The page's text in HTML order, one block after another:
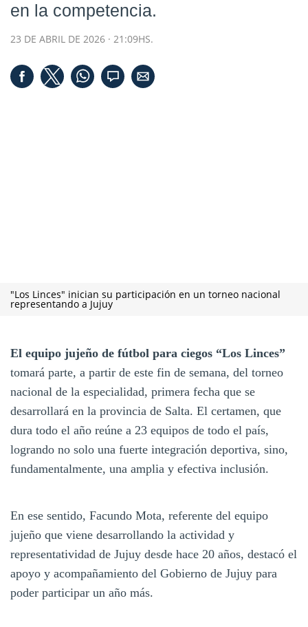
en la competencia.
23 DE ABRIL DE 2026 · 21:09HS.
"Los Linces" inician su participación en un torneo nacional
representando a Jujuy
El equipo jujeño de fútbol para ciegos “Los Linces”
tomará parte, a partir de este fin de semana, del torneo
nacional de la especialidad, primera fecha que se
desarrollará en la provincia de Salta. El certamen, que
dura todo el año reúne a 23 equipos de todo el país,
logrando no solo una fuerte integración deportiva, sino,
fundamentalmente, una amplia y efectiva inclusión.
En ese sentido, Facundo Mota, referente del equipo
jujeño que viene desarrollando la actividad y
representatividad de Jujuy desde hace 20 años, destacó el
apoyo y acompañamiento del Gobierno de Jujuy para
poder participar un año más.